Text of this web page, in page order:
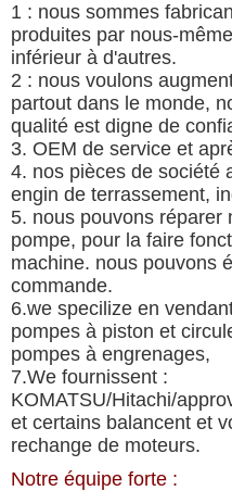
1 : nous sommes
produites par nous-
inférieur à d'autres.
2 : nous voulons
partout dans le monde,
qualité est digne de
3. OEM de service et
4. nos pièces de société
engin de terrassement,
5. nous pouvons réparer
pompe, pour la faire
machine. nous pouvons
commande.
6.we specilize en
pompes à piston et
pompes à engrenages,
7.We fournissent :
KOMATSU/Hitachi/
et certains balancent et
rechange de moteurs.
Notre équipe forte :